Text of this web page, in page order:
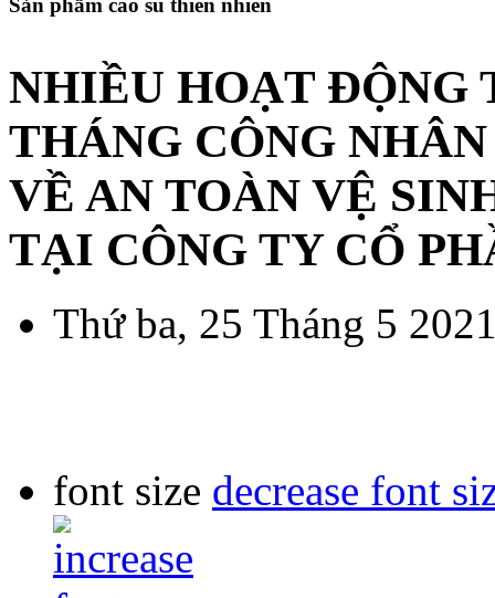
NHIỀU HOẠT ĐỘNG
THÁNG CÔNG
VỀ AN TOÀN VỆ
TẠI CÔNG TY CỔ
Thứ ba, 25 Tháng 5
font size decrease font